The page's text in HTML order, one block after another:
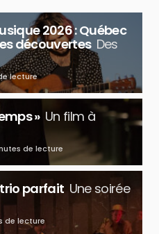
2026 : Québec
découvertes Des
lecture
» Un film à
de lecture
trio parfait Une soirée
de lecture